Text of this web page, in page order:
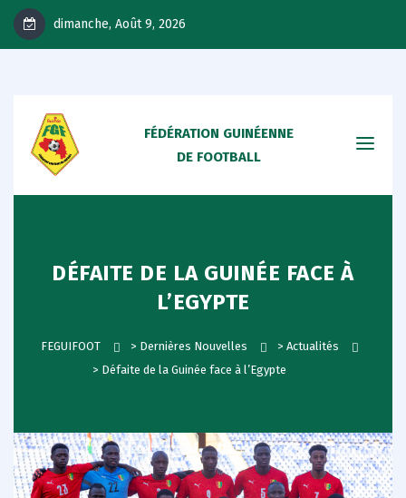
dimanche, Août 9, 2026
FÉDÉRATION GUINÉENNE
DE FOOTBALL
DÉFAITE DE LA GUINÉE FACE À
L’EGYPTE
FEGUIFOOT > Dernières Nouvelles > Actualités
> Défaite de la Guinée face à l’Egypte